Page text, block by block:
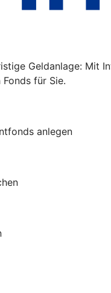
Geldanlage: Mit
für Sie.
anlegen